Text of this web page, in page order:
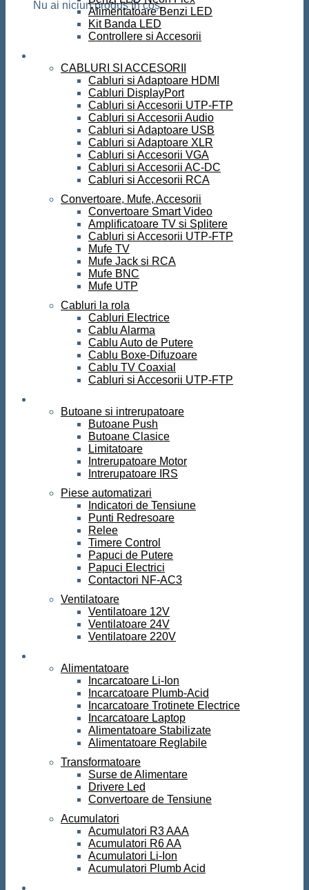
Nu ai niciun produs în coș.
Alimentatoare Benzi LED
Kit Banda LED
Controllere si Accesorii
CABLURI SI ACCESORII
Cabluri si Adaptoare HDMI
Cabluri DisplayPort
Cabluri si Accesorii UTP-FTP
Cabluri si Accesorii Audio
Cabluri si Adaptoare USB
Cabluri si Adaptoare XLR
Cabluri si Accesorii VGA
Cabluri si Accesorii AC-DC
Cabluri si Accesorii RCA
Convertoare, Mufe, Accesorii
Convertoare Smart Video
Amplificatoare TV si Splitere
Cabluri si Accesorii UTP-FTP
Mufe TV
Mufe Jack si RCA
Mufe BNC
Mufe UTP
Cabluri la rola
Cabluri Electrice
Cablu Alarma
Cablu Auto de Putere
Cablu Boxe-Difuzoare
Cablu TV Coaxial
Cabluri si Accesorii UTP-FTP
Butoane si intrerupatoare
Butoane Push
Butoane Clasice
Limitatoare
Intrerupatoare Motor
Intrerupatoare IRS
Piese automatizari
Indicatori de Tensiune
Punti Redresoare
Relee
Timere Control
Papuci de Putere
Papuci Electrici
Contactori NF-AC3
Ventilatoare
Ventilatoare 12V
Ventilatoare 24V
Ventilatoare 220V
Alimentatoare
Incarcatoare Li-Ion
Incarcatoare Plumb-Acid
Incarcatoare Trotinete Electrice
Incarcatoare Laptop
Alimentatoare Stabilizate
Alimentatoare Reglabile
Transformatoare
Surse de Alimentare
Drivere Led
Convertoare de Tensiune
Acumulatori
Acumulatori R3 AAA
Acumulatori R6 AA
Acumulatori Li-Ion
Acumulatori Plumb Acid